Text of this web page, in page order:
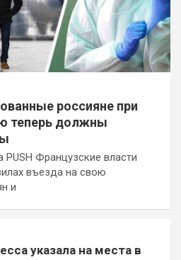
россияне при
теперь должны
Французские власти
въезда на свою
и
указала на места в